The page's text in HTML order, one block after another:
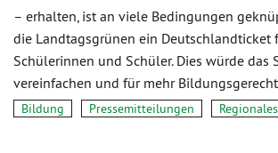
– erhalten, ist an viele Bedingungen
die Landtagsgrünen ein Deutschlandticket
Schülerinnen und Schüler. Dies würde das
vereinfachen und für mehr
Bildung Pressemitteilungen Regionales